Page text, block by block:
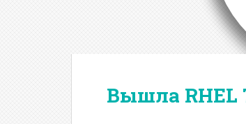
Вышла RHEL